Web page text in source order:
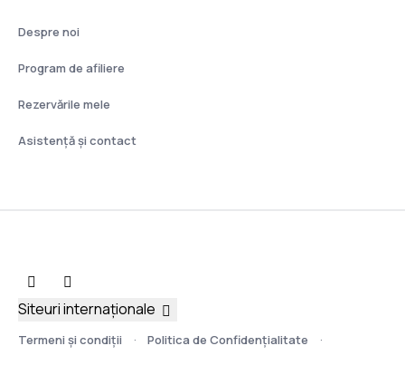
Despre noi
Program de afiliere
Rezervările mele
Asistenţă şi contact
Termeni şi condiţii Politica de Confidențialitate
Siteuri internaționale